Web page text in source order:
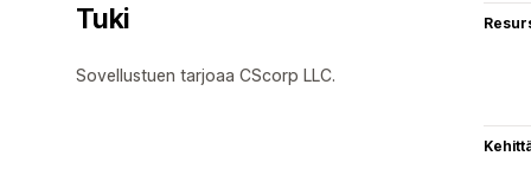
Tuki
Sovellustuen tarjoaa CScorp LLC.